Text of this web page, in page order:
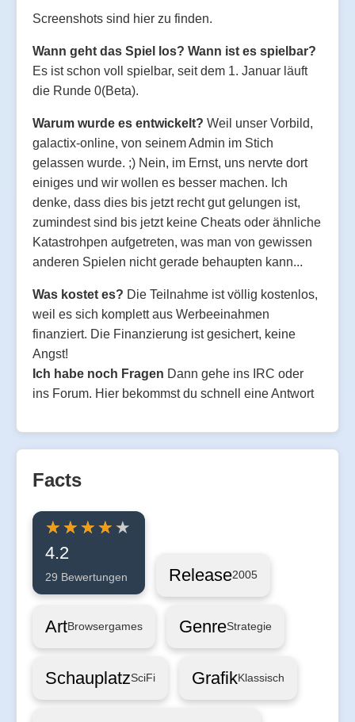
Screenshots sind hier zu finden.
Wann geht das Spiel los? Wann ist es spielbar?
Es ist schon voll spielbar, seit dem 1. Januar läuft
die Runde 0(Beta).
Warum wurde es entwickelt? Weil unser Vorbild,
galactix-online, von seinem Admin im Stich
gelassen wurde. ;) Nein, im Ernst, uns nervte dort
einiges und wir wollen es besser machen. Ich
denke, dass dies bis jetzt recht gut gelungen ist,
zumindest sind bis jetzt keine Cheats oder ähnliche
Katastrohpen aufgetreten, was man von gewissen
anderen Spielen nicht gerade behaupten kann...
Was kostet es? Die Teilnahme ist völlig kostenlos,
weil es sich komplett aus Werbeeinahmen
finanziert. Die Finanzierung ist gesichert, keine
Angst!
Ich habe noch Fragen Dann gehe ins IRC oder
ins Forum. Hier bekommst du schnell eine Antwort
Facts
4.2
29 Bewertungen Release2005
ArtBrowsergames GenreStrategie
SchauplatzSciFi GrafikKlassisch